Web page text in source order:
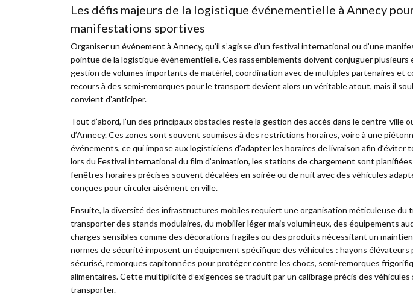
Les défis majeurs de la logistique événementielle à Annecy
manifestations sportives
Organiser un événement à Annecy, qu’il s’agisse d’un festival international ou d’une
pointue de la logistique événementielle. Ces rassemblements doivent conjuguer plusieurs
gestion de volumes importants de matériel, coordination avec de multiples partenaires et
recours à des semi-remorques pour le transport devient alors un véritable atout, mais il
convient d’anticiper.
Tout d’abord, l’un des principaux obstacles reste la gestion des accès dans le centre-ville
d’Annecy. Ces zones sont souvent soumises à des restrictions horaires, voire à une
événements, ce qui impose aux logisticiens d’adapter les horaires de livraison afin
lors du Festival international du film d’animation, les stations de chargement sont
fenêtres horaires précises souvent décalées en soirée ou de nuit avec des véhicules
conçues pour circuler aisément en ville.
Ensuite, la diversité des infrastructures mobiles requiert une organisation méticuleuse du
transporter des stands modulaires, du mobilier léger mais volumineux, des équipements
charges sensibles comme des décorations fragiles ou des produits nécessitant un
normes de sécurité imposent un équipement spécifique des véhicules : hayons
sécurisé, remorques capitonnées pour protéger contre les chocs, semi-remorques
alimentaires. Cette multiplicité d’exigences se traduit par un calibrage précis des
transporter.